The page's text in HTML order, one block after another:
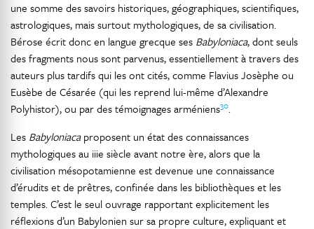
une somme des savoirs historiques, géographiques, scientifiques,
astrologiques, mais surtout mythologiques, de sa civilisation.
Bérose écrit donc en langue grecque ses Babyloniaca, dont seuls
des fragments nous sont parvenus, essentiellement à travers des
auteurs plus tardifs qui les ont cités, comme Flavius Josèphe ou
Eusèbe de Césarée (qui les reprend lui-même d’Alexandre
Polyhistor), ou par des témoignages arméniens30.
Les Babyloniacaproposent un état des connaissances
mythologiques au iiie siècle avant notre ère, alors que la
civilisation mésopotamienne est devenue une connaissance
d’érudits et de prêtres, confinée dans les bibliothèques et les
temples. C’est le seul ouvrage rapportant explicitement les
réflexions d’un Babylonien sur sa propre culture, expliquant et